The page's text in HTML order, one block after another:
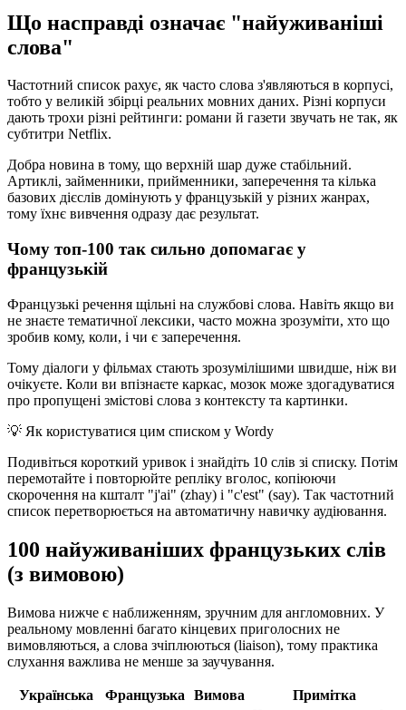
Що насправді означає "найуживаніші
слова"
Частотний список рахує, як часто слова з'являються в корпусі,
тобто у великій збірці реальних мовних даних. Різні корпуси
дають трохи різні рейтинги: романи й газети звучать не так, як
субтитри Netflix.
Добра новина в тому, що верхній шар дуже стабільний.
Артиклі, займенники, прийменники, заперечення та кілька
базових дієслів домінують у французькій у різних жанрах,
тому їхнє вивчення одразу дає результат.
Чому топ-100 так сильно допомагає у
французькій
Французькі речення щільні на службові слова. Навіть якщо ви
не знаєте тематичної лексики, часто можна зрозуміти, хто що
зробив кому, коли, і чи є заперечення.
Тому діалоги у фільмах стають зрозумілішими швидше, ніж ви
очікуєте. Коли ви впізнаєте каркас, мозок може здогадуватися
про пропущені змістові слова з контексту та картинки.
💡 Як користуватися цим списком у Wordy
Подивіться короткий уривок і знайдіть 10 слів зі списку. Потім
перемотайте і повторюйте репліку вголос, копіюючи
скорочення на кшталт "j'ai" (zhay) і "c'est" (say). Так частотний
список перетворюється на автоматичну навичку аудіювання.
100 найуживаніших французьких слів
(з вимовою)
Вимова нижче є наближенням, зручним для англомовних. У
реальному мовленні багато кінцевих приголосних не
вимовляються, а слова зчіплюються (liaison), тому практика
слухання важлива не менше за заучування.
Українська Французька Вимова
Примітка